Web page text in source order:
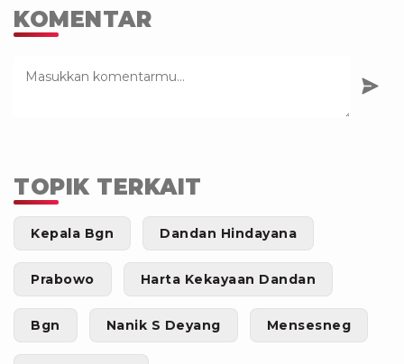
KOMENTAR
TOPIK TERKAIT
Kepala Bgn Dandan Hindayana
Prabowo Harta Kekayaan Dandan
Bgn Nanik S Deyang Mensesneg